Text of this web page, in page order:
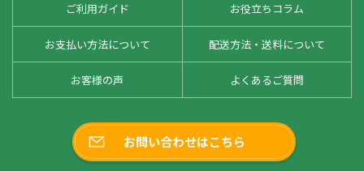
ご利用ガイド お役立ちコラム
お支払い方法について 配送方法・送料について
お客様の声 よくあるご質問
お問い合わせはこちら